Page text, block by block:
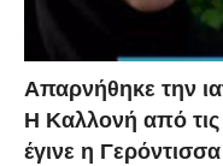
Απαρνήθηκε την
Η Καλλονή από τις
έγινε η